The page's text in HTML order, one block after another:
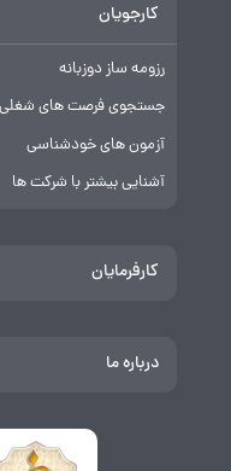
کارجویان
رزومه ساز دوزبانه
جستجوی فرصت های شغلی
آزمون های خودشناسی
آشنایی بیشتر با شرکت ها
کارفرمایان
درباره ما